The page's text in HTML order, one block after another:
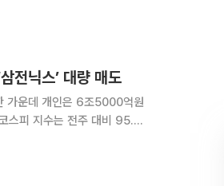
전닉스’ 대량 매도
가운데 개인은 6조5000억원